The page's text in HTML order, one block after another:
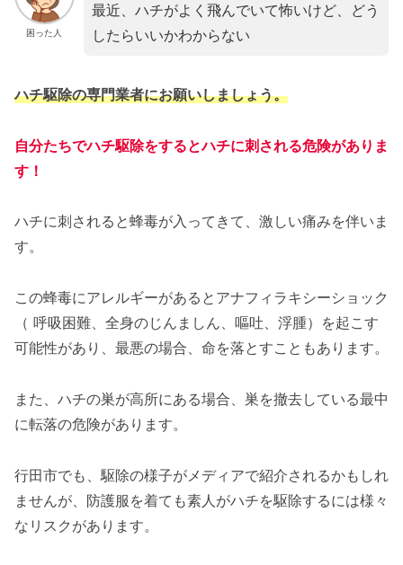
困った人
最近、ハチがよく飛んでいて怖いけど、どう
したらいいかわからない
ハチ駆除の専門業者にお願いしましょう。
自分たちでハチ駆除をするとハチに刺される危険がありま
す！
ハチに刺されると蜂毒が入ってきて、激しい痛みを伴いま
す。
この蜂毒にアレルギーがあるとアナフィラキシーショック
（ 呼吸困難、全身のじんましん、嘔吐、浮腫）を起こす
可能性があり、最悪の場合、命を落とすこともあります。
また、ハチの巣が高所にある場合、巣を撤去している最中
に転落の危険があります。
行田市でも、駆除の様子がメディアで紹介されるかもしれ
ませんが、防護服を着ても素人がハチを駆除するには様々
なリスクがあります。